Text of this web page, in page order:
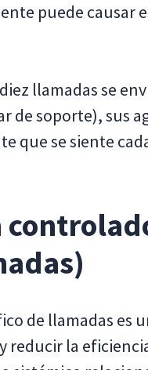
puede causar
llamadas se
de soporte), sus
que se siente
de llamadas es
la